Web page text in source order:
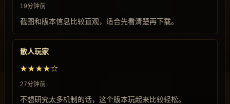
19分钟前
截图和版本信息比较直观，适合先看清楚再下载。
散人玩家
★★★★☆
27分钟前
不想研究太多机制的话，这个版本玩起来比较轻松。